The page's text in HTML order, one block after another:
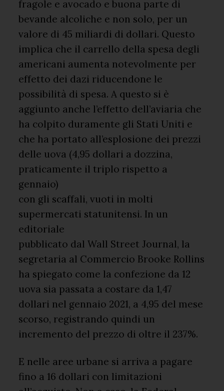
fragole e avocado e buona parte di
bevande alcoliche e non solo, per un
valore di 45 miliardi di dollari. Questo
implica che il carrello della spesa degli
americani aumenta notevolmente per
effetto dei dazi riducendone le
possibilità di spesa. A questo si è
aggiunto anche l’effetto dell’aviaria che
ha colpito duramente gli Stati Uniti e
che ha portato all’esplosione dei prezzi
delle uova (4,95 dollari a dozzina,
praticamente il triplo rispetto a
gennaio)
con gli scaffali, vuoti in molti
supermercati statunitensi. In un
editoriale
pubblicato dal Wall Street Journal, la
segretaria al Commercio Brooke Rollins
ha spiegato come la confezione da 12
uova sia passata a costare da 1,47
dollari nel gennaio 2021, a 4,95 del mese
scorso, registrando quindi un
incremento del prezzo di oltre il 237%.
E nelle aree urbane si arriva a pagare
fino a 16 dollari con limitazioni